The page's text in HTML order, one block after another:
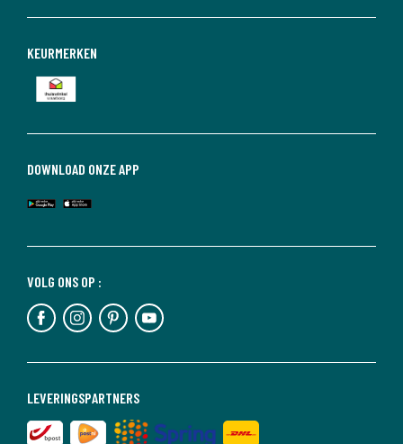
LEVERINGSPARTNERS
VOLG ONS OP :
DOWNLOAD ONZE APP
KEURMERKEN